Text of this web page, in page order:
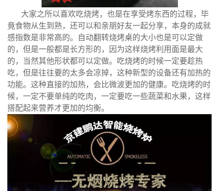
大家之所以喜欢吃烧烤，也是在享受烤东西的过程，毕
竟食物从生到熟，还可以和亲朋好友一起分享，本身的成就
感指数是非常高的。自动翻转烧烤桌的大小也是可以定做
的，但是一般都是长方形的，因为这样烧烤利用面是最大
的，当然其他形状都可以定做。吃烧烤的时候一定要趁热
吃，但是往往要的太多会凉掉，这种新型的设备还有加热的
功能。这种直接的加热，会比微波更加的健康。吃烧烤的时
候，一定不要单纯的吃肉，一定要吃一些蔬菜和水果，这样
搭配起来营养才更加的均衡。